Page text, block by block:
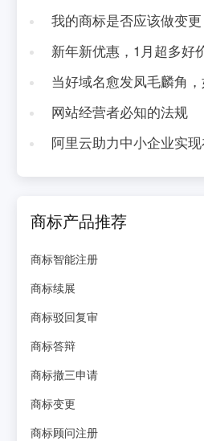
我的商标是否应该做变更
新年新优惠，1月超多好
当好域名愈发凤毛麟角
网站经营者必知的法规
阿里云助力中小企业实
商标产品推荐
商标智能注册
商标续展
商标驳回复审
商标答辩
商标撤三申请
商标变更
商标顾问注册